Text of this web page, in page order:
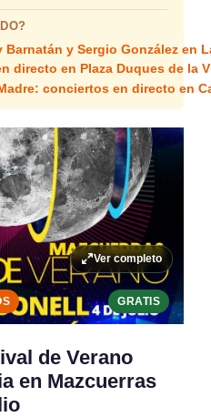
Barnatán y Sergio González en
directo en Plaza Duques de la
conciertos en directo en
Ver completo
GRATIS
de Verano
en Mazcuerras